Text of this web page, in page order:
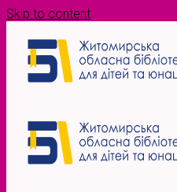
Skip to content